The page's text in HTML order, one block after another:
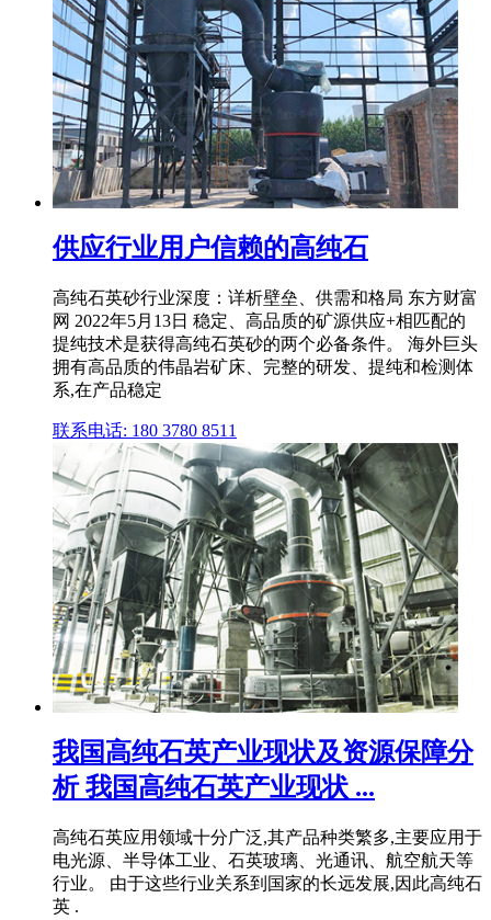
供应行业用户信赖的高纯石
高纯石英砂行业深度：详析壁垒、供需和格局 东方财富
网 2022年5月13日 稳定、高品质的矿源供应+相匹配的
提纯技术是获得高纯石英砂的两个必备条件。 海外巨头
拥有高品质的伟晶岩矿床、完整的研发、提纯和检测体
系,在产品稳定
联系电话: 180 3780 8511
我国高纯石英产业现状及资源保障分
析 我国高纯石英产业现状 ...
高纯石英应用领域十分广泛,其产品种类繁多,主要应用于
电光源、半导体工业、石英玻璃、光通讯、航空航天等
行业。 由于这些行业关系到国家的长远发展,因此高纯石
英 .